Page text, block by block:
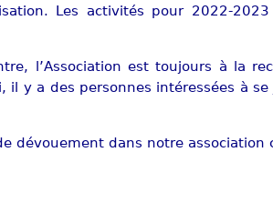
Les activités pour 2022-2023
l’Association est toujours à la
il y a des personnes intéressées à se
dévouement dans notre association